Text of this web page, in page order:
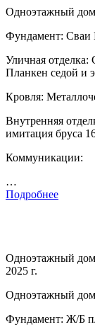
Одноэтажный дом
Фундамент: Сваи
Уличная
Планкен седой и
Кровля:
Внутренняя
имитация бруса
Коммуникации:
…
Подробнее
Одноэтажный дом
2025 г.
Одноэтажный
Фундамент: Ж/Б